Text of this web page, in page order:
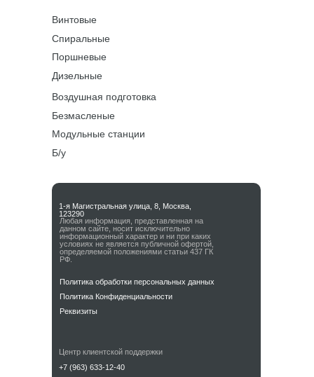
Любая информация, представленная на
данном сайте, носит исключительно
информационный характер и ни при каких
условиях не является публичной офертой,
определяемой положениями статьи 437 ГК
РФ.
1-я Магистральная улица, 8, Москва,
123290
Винтовые
Спиральные
Поршневые
Дизельные
Воздушная подготовка
Безмасленые
Модульные станции
Б/у
Политика обработки персональных данных
Политика Конфиденциальности
Реквизиты
Центр клиентской поддержки
+7 (963) 633-12-40